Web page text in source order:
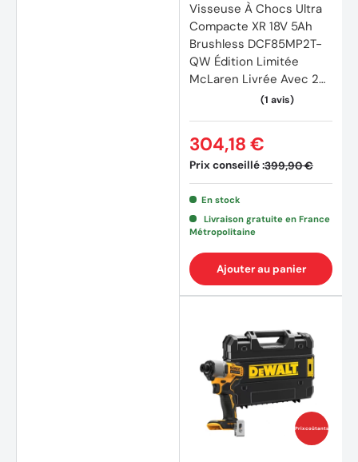
(4
Visseuse À Chocs Ultra
Compacte XR 18V 5Ah
Brushless DCF85MP2T-
QW Édition Limitée
McLaren Livrée Avec 2
Batteries 5Ah Li-Ion, 1
Prix conseillé :399,90 €
304,18 €
En stock
Livraison gratuite en France
Métropolitaine
Ajouter au panier
Prix coûtants